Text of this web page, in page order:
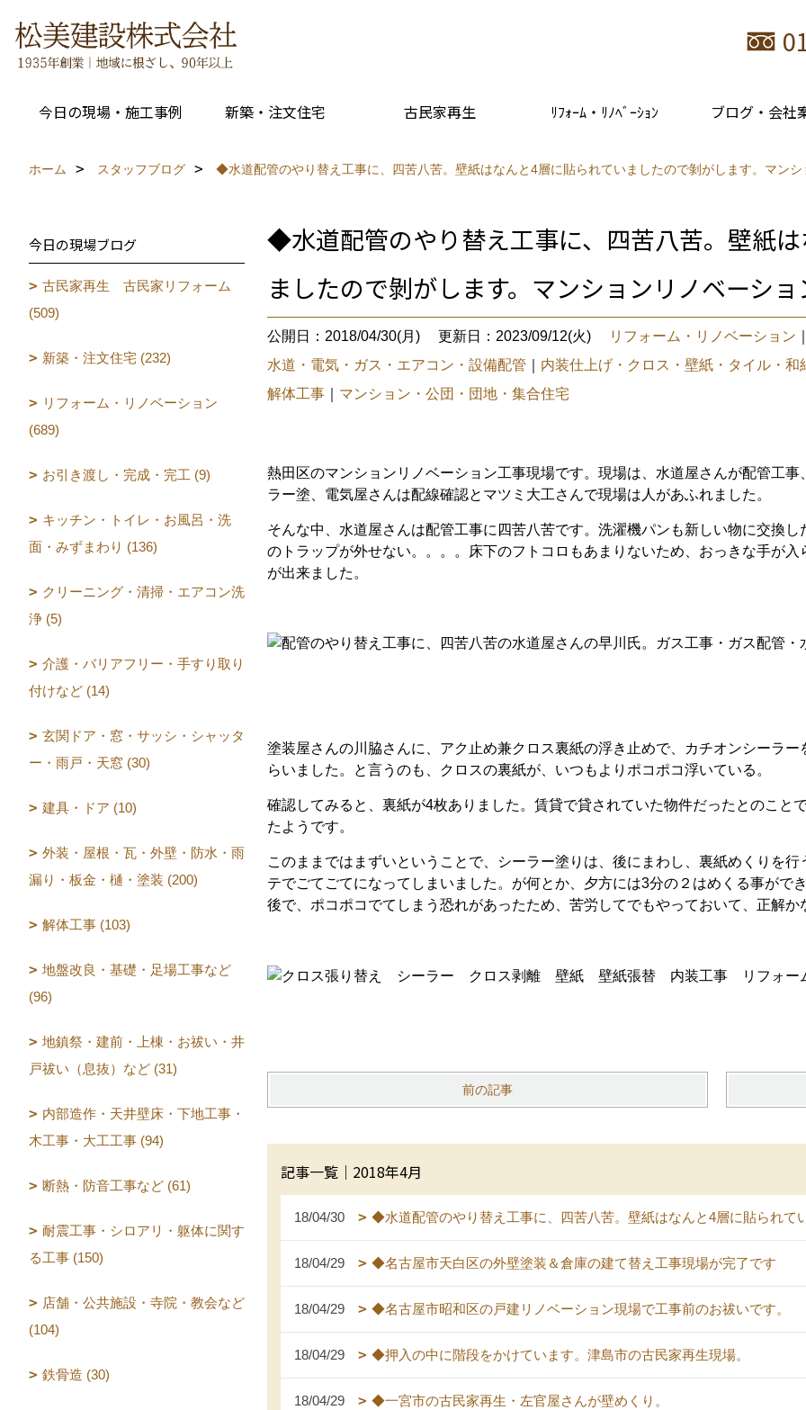
今日の現場・施工事例 新築・注文住宅 古民家再生 ﾘﾌｫｰﾑ・ﾘﾉﾍﾞｰｼｮﾝ ブログ・会社
ホーム スタッフブログ ◆水道配管のやり替え工事に、四苦八苦。壁紙はなんと4層に貼られていましたので剝がします。マン
◆水道配管のやり替え工事に、四苦八苦。壁紙
ましたので剝がします。マンションリノベーショ
公開日：2018/04/30(月) 更新日：2023/09/12(火) リフォーム・リノベーション
水道・電気・ガス・エアコン・設備配管
内装仕上げ・クロス・壁紙・タイル・
解体工事
マンション・公団・団地・集合住宅
熱田区のマンションリノベーション工事現場です。現場は、水道屋さんが配管工
ラー塗、電気屋さんは配線確認とマツミ大工さんで現場は人があふれました。
そんな中、水道屋さんは配管工事に四苦八苦です。洗濯機パンも新しい物に交換
のトラップが外せない。。。。床下のフトコロもあまりないため、おっきな手が
が出来ました。
塗装屋さんの川脇さんに、アク止め兼クロス裏紙の浮き止めで、カチオンシーラ
らいました。と言うのも、クロスの裏紙が、いつもよりポコポコ浮いている。
確認してみると、裏紙が4枚ありました。賃貸で貸されていた物件だったとのこと
たようです。
このままではまずいということで、シーラー塗りは、後にまわし、裏紙めくりを
テでごてごてになってしまいました。が何とか、夕方には3分の２はめくる事がで
後で、ポコポコでてしまう恐れがあったため、苦労してでもやっておいて、正解か
前の記事
記事一覧｜2018年4月
18/04/30 ◆水道配管のやり替え工事に、四苦八苦。壁紙はなんと4層に貼られて
18/04/29 ◆名古屋市天白区の外壁塗装＆倉庫の建て替え工事現場が完了です
18/04/29 ◆名古屋市昭和区の戸建リノベーション現場で工事前のお祓いです。
18/04/29 ◆押入の中に階段をかけています。津島市の古民家再生現場。
18/04/29 ◆一宮市の古民家再生・左官屋さんが壁めくり。
今日の現場ブログ
古民家再生 古民家リフォーム
(509)
新築・注文住宅 (232)
リフォーム・リノベーション
(689)
お引き渡し・完成・完工 (9)
キッチン・トイレ・お風呂・洗
面・みずまわり (136)
クリーニング・清掃・エアコン洗
浄 (5)
介護・バリアフリー・手すり取り
付けなど (14)
玄関ドア・窓・サッシ・シャッタ
ー・雨戸・天窓 (30)
建具・ドア (10)
外装・屋根・瓦・外壁・防水・雨
漏り・板金・樋・塗装 (200)
解体工事 (103)
地盤改良・基礎・足場工事など
(96)
地鎮祭・建前・上棟・お祓い・井
戸祓い（息抜）など (31)
内部造作・天井壁床・下地工事・
木工事・大工工事 (94)
断熱・防音工事など (61)
耐震工事・シロアリ・躯体に関す
る工事 (150)
店舗・公共施設・寺院・教会など
(104)
鉄骨造 (30)